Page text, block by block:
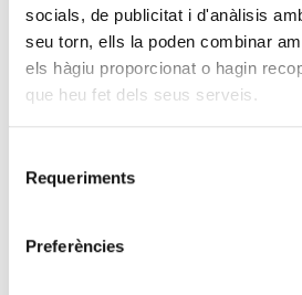
socials, de publicitat i d'anàlisis
seu torn, ells la poden combinar
els hàgiu proporcionat o hagin
que heu fet dels seus serveis.
Requeriments
Preferències
Mais alors, qu’est-ce qui a
Contrairement à 1999, nombre
de la révolution de l’IA génèrent
des marges supérieures à 50 % et
banques et les investisseurs
plus prudents qu’avant,